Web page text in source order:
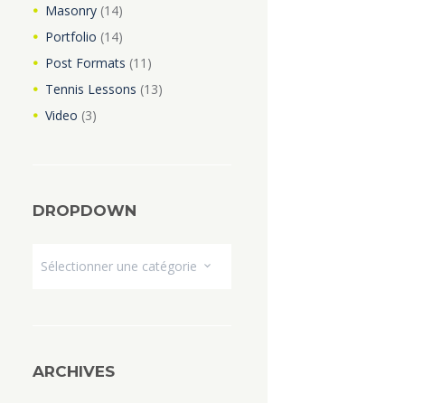
Masonry(14)
Portfolio (14)
Post Formats (11)
Tennis Lessons (13)
Video (3)
DROPDOWN
ARCHIVES